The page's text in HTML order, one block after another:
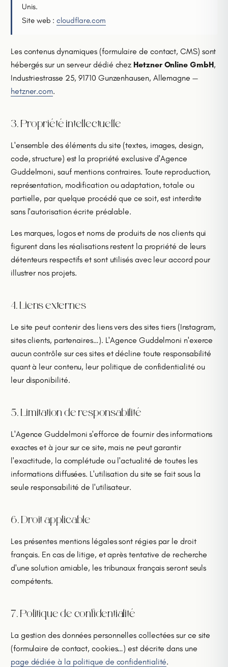
Unis.
Site web :cloudflare.com
Les contenus dynamiques (formulaire de contact, CMS) sont
hébergés sur un serveur dédié chez Hetzner Online GmbH,
Industriestrasse 25, 91710 Gunzenhausen, Allemagne —
hetzner.com.
3. Propriété intellectuelle
L'ensemble des éléments du site (textes, images, design,
code, structure) est la propriété exclusive d'Agence
Guddelmoni, sauf mentions contraires. Toute reproduction,
représentation, modification ou adaptation, totale ou
partielle, par quelque procédé que ce soit, est interdite
sans l'autorisation écrite préalable.
Les marques, logos et noms de produits de nos clients qui
figurent dans les réalisations restent la propriété de leurs
détenteurs respectifs et sont utilisés avec leur accord pour
illustrer nos projets.
4. Liens externes
Le site peut contenir des liens vers des sites tiers (Instagram,
sites clients, partenaires…). L'Agence Guddelmoni n'exerce
aucun contrôle sur ces sites et décline toute responsabilité
quant à leur contenu, leur politique de confidentialité ou
leur disponibilité.
5. Limitation de responsabilité
L'Agence Guddelmoni s'efforce de fournir des informations
exactes et à jour sur ce site, mais ne peut garantir
l'exactitude, la complétude ou l'actualité de toutes les
informations diffusées. L'utilisation du site se fait sous la
seule responsabilité de l'utilisateur.
6. Droit applicable
Les présentes mentions légales sont régies par le droit
français. En cas de litige, et après tentative de recherche
d'une solution amiable, les tribunaux français seront seuls
compétents.
7. Politique de confidentialité
La gestion des données personnelles collectées sur ce site
(formulaire de contact, cookies…) est décrite dans une
page dédiée à la politique de confidentialité.